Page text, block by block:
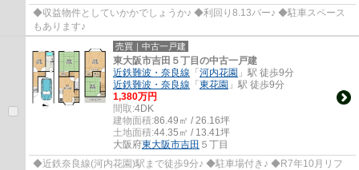
◆収益物件としていかかでしょうか♪ ◆利回り8.13パー♪ ◆駐車スペース
もあります♪
売買｜中古一戸建
東大阪市吉田５丁目の中古一戸建
近鉄難波・奈良線 「河内花園 」駅 徒歩9分
近鉄難波・奈良線 「東花園 」駅 徒歩9分
1,380万円
間取:4DK
建物面積:86.49㎡ / 26.16坪
土地面積:44.35㎡ / 13.41坪
大阪府東大阪市吉田 ５丁目
◆近鉄奈良線(河内花園)駅まで徒歩9分♪ ◆駐車場付き♪ ◆R7年10月リフ